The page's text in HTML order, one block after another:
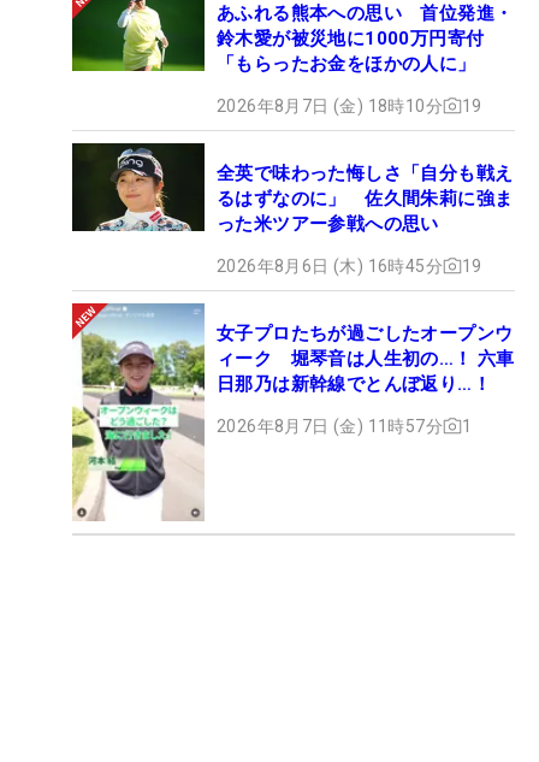
あふれる熊本への思い 首位発進・
鈴木愛が被災地に1000万円寄付
「もらったお金をほかの人に」
2026年8月7日 (金) 18時10分 19
全英で味わった悔しさ「自分も戦え
るはずなのに」 佐久間朱莉に強ま
った米ツアー参戦への思い
2026年8月6日 (木) 16時45分 19
女子プロたちが過ごしたオープンウ
ィーク 堀琴音は人生初の…！ 六車
日那乃は新幹線でとんぼ返り…！
2026年8月7日 (金) 11時57分 1